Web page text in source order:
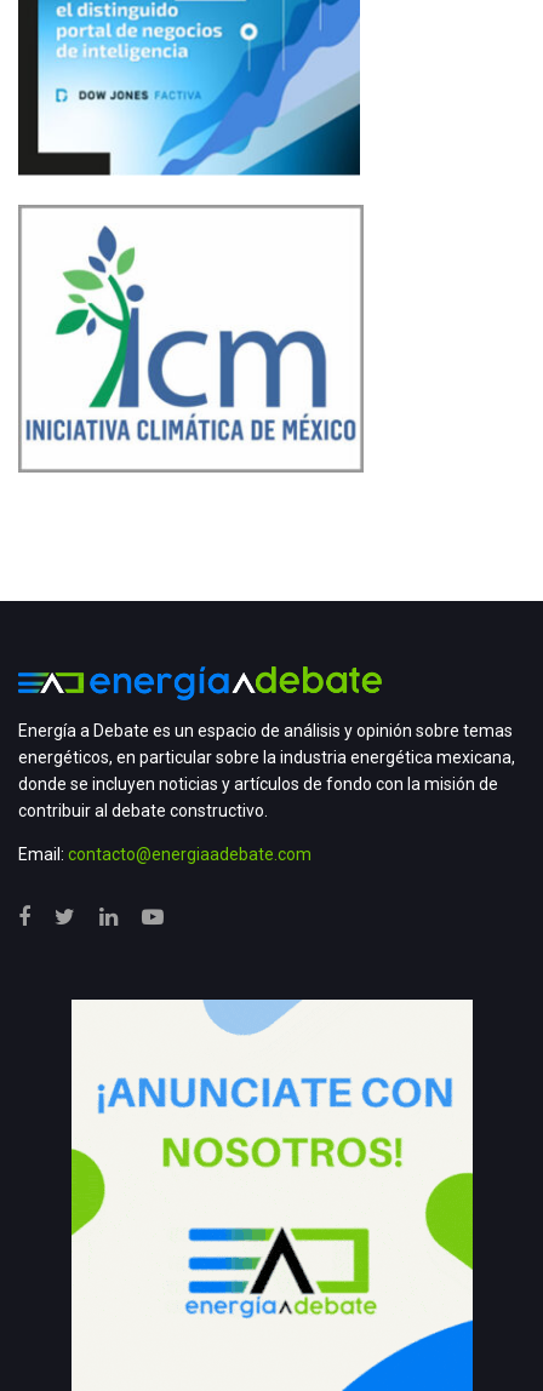
Energía a Debate es un espacio de análisis y opinión sobre temas
energéticos, en particular sobre la industria energética mexicana,
donde se incluyen noticias y artículos de fondo con la misión de
contribuir al debate constructivo.
Email: contacto@energiaadebate.com